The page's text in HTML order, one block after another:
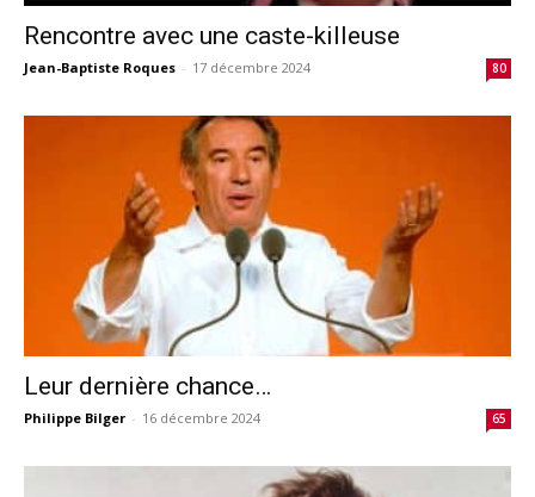
Rencontre avec une caste-killeuse
Jean-Baptiste Roques - 17 décembre 2024 80
Leur dernière chance…
Philippe Bilger - 16 décembre 2024 65